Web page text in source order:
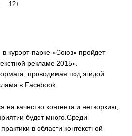
12+
курорт-парке «Союз» пройдет
рекламе 2015».
проводимая под эгидой
в Facebook.
качество контента и нетворкинг,
будет много.Среди
в области контекстной